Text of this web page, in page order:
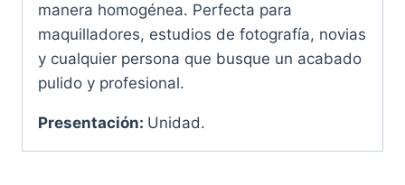
manera homogénea. Perfecta para
maquilladores, estudios de fotografía, novias
y cualquier persona que busque un acabado
pulido y profesional.
Presentación: Unidad.